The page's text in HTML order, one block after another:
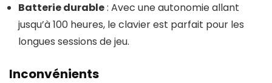
Batterie durable: Avec une autonomie allant
jusqu’à 100 heures, le clavier est parfait pour les
longues sessions de jeu.
Inconvénients